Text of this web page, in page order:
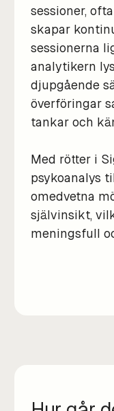
sessioner,
skapar
sessionerna
analytikern
djupgående
överföringar
tankar och
Med rötter i
psykoanalys
omedvetna
självinsikt,
meningsfull